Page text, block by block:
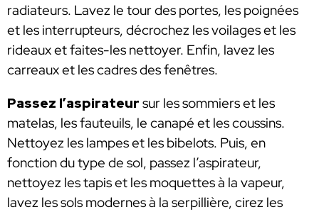
radiateurs. Lavez le tour des portes, les poignées
et les interrupteurs, décrochez les voilages et les
rideaux et faites-les nettoyer. Enfin, lavez les
carreaux et les cadres des fenêtres.
Passez l’aspirateur sur les sommiers et les
matelas, les fauteuils, le canapé et les coussins.
Nettoyez les lampes et les bibelots. Puis, en
fonction du type de sol, passez l’aspirateur,
nettoyez les tapis et les moquettes à la vapeur,
lavez les sols modernes à la serpillière, cirez les